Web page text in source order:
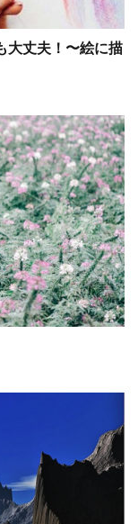
大丈夫！〜絵に描